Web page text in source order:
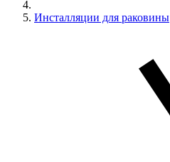
Инсталляции для раковины